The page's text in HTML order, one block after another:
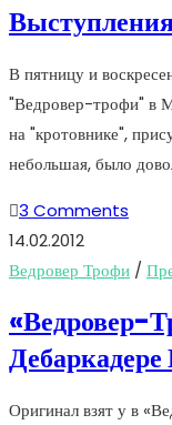
В пятницу и
"Ведровер-трофи" в
на "кротовнике",
небольшая, было
3 Comments
14.02.2012
Ведровер Трофи /
«Ведровер-
Оригинал взят у в